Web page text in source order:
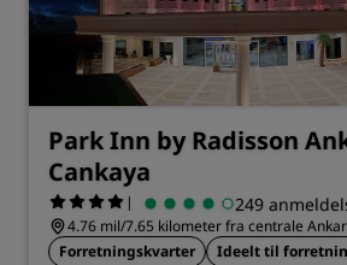
Park Inn by Radisson
Cankaya
| 249
4.76 mil/7.65 kilometer fra centrale
Forretningskvarter
Ideelt til